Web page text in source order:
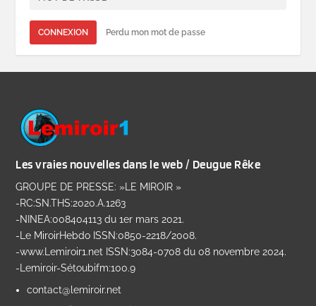
CONNEXION Perdu mon mot de passe
Les vraies nouvelles dans le web / Deugue Rêke
GROUPE DE PRESSE: »LE MIROIR »
-RC:SN.THS:2020.A.1263
-NINEA:008404113 du 1er mars 2021.
-Le MiroirHebdo ISSN:0850-2218/2008.
-www.Lemiroir1.net ISSN:3084-0708 du 08 novembre 2024.
-Lemiroir-Sétoubifm:100.9
contact@lemiroir.net